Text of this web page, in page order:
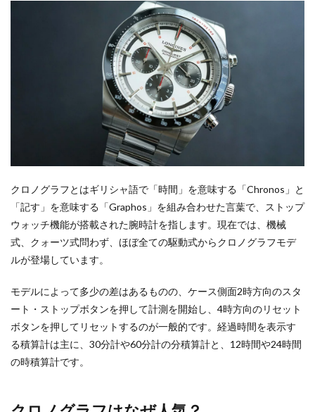
クロノグラフとはギリシャ語で「時間」を意味する「Chronos」と
「記す」を意味する「Graphos」を組み合わせた言葉で、ストップ
ウォッチ機能が搭載された腕時計を指します。現在では、機械
式、クォーツ式問わず、ほぼ全ての駆動式からクロノグラフモデ
ルが登場しています。
モデルによって多少の差はあるものの、ケース側面2時方向のスタ
ート・ストップボタンを押して計測を開始し、4時方向のリセット
ボタンを押してリセットするのが一般的です。経過時間を表示す
る積算計は主に、30分計や60分計の分積算計と、12時間や24時間
の時積算計です。